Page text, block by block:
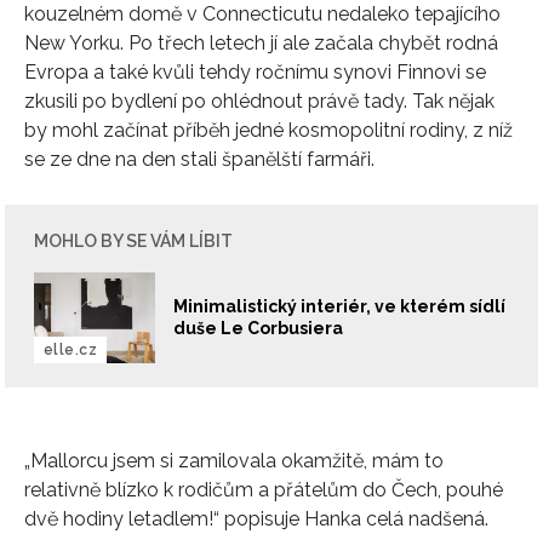
kouzelném domě v Connecticutu nedaleko tepajícího
New Yorku. Po třech letech jí ale začala chybět rodná
Evropa a také kvůli tehdy ročnímu synovi Finnovi se
zkusili po bydlení po ohlédnout právě tady. Tak nějak
by mohl začínat příběh jedné kosmopolitní rodiny, z níž
se ze dne na den stali španělští farmáři.
MOHLO BY SE VÁM LÍBIT
Minimalistický interiér, ve kterém sídlí
duše Le Corbusiera
elle.cz
„Mallorcu jsem si zamilovala okamžitě, mám to
relativně blízko k rodičům a přátelům do Čech, pouhé
dvě hodiny letadlem!“ popisuje Hanka celá nadšená.